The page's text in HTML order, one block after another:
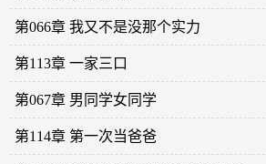
第066章 我又不是没那个实力
第113章 一家三口
第067章 男同学女同学
第114章 第一次当爸爸